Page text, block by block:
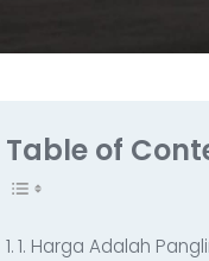
Table of
1. Harga Adalah